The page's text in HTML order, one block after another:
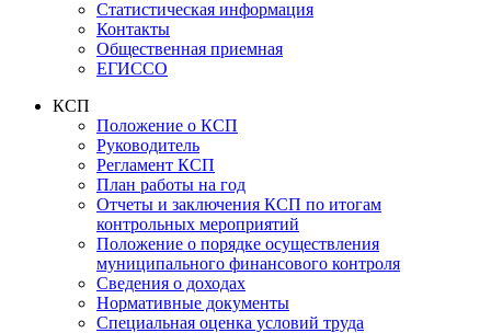
Статистическая информация
Контакты
Общественная приемная
ЕГИССО
КСП
Положение о КСП
Руководитель
Регламент КСП
План работы на год
Отчеты и заключения КСП по итогам
контрольных мероприятий
Положение о порядке осуществления
муниципального финансового контроля
Сведения о доходах
Нормативные документы
Специальная оценка условий труда